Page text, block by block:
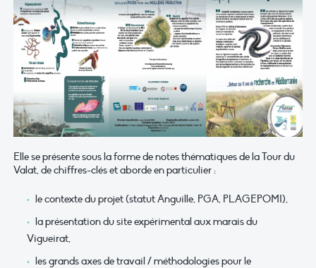
Elle se présente sous la forme de notes thématiques de la Tour du
Valat, de chiffres-clés et aborde en particulier :
le contexte du projet (statut Anguille, PGA, PLAGEPOMI),
la présentation du site expérimental aux marais du
Vigueirat,
les grands axes de travail / méthodologies pour le